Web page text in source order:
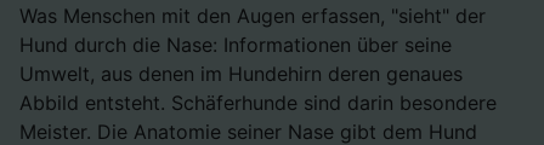
Was Menschen mit den Augen erfassen, "sieht" der
Hund durch die Nase: Informationen über seine
Umwelt, aus denen im Hundehirn deren genaues
Abbild entsteht. Schäferhunde sind darin besondere
Meister. Die Anatomie seiner Nase gibt dem Hund